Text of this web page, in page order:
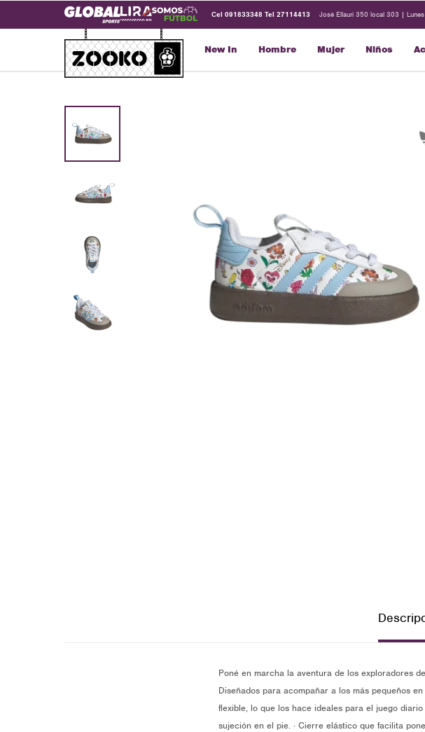
New In Hombre Mujer Niños
Cel 091833348 Tel 27114413 José Ellauri 350 local 303 |
Poné en marcha la aventura de los exploradores
Diseñados para acompañar a los más pequeños
flexible, lo que los hace ideales para el juego
sujeción en el pie. · Cierre elástico que facilita